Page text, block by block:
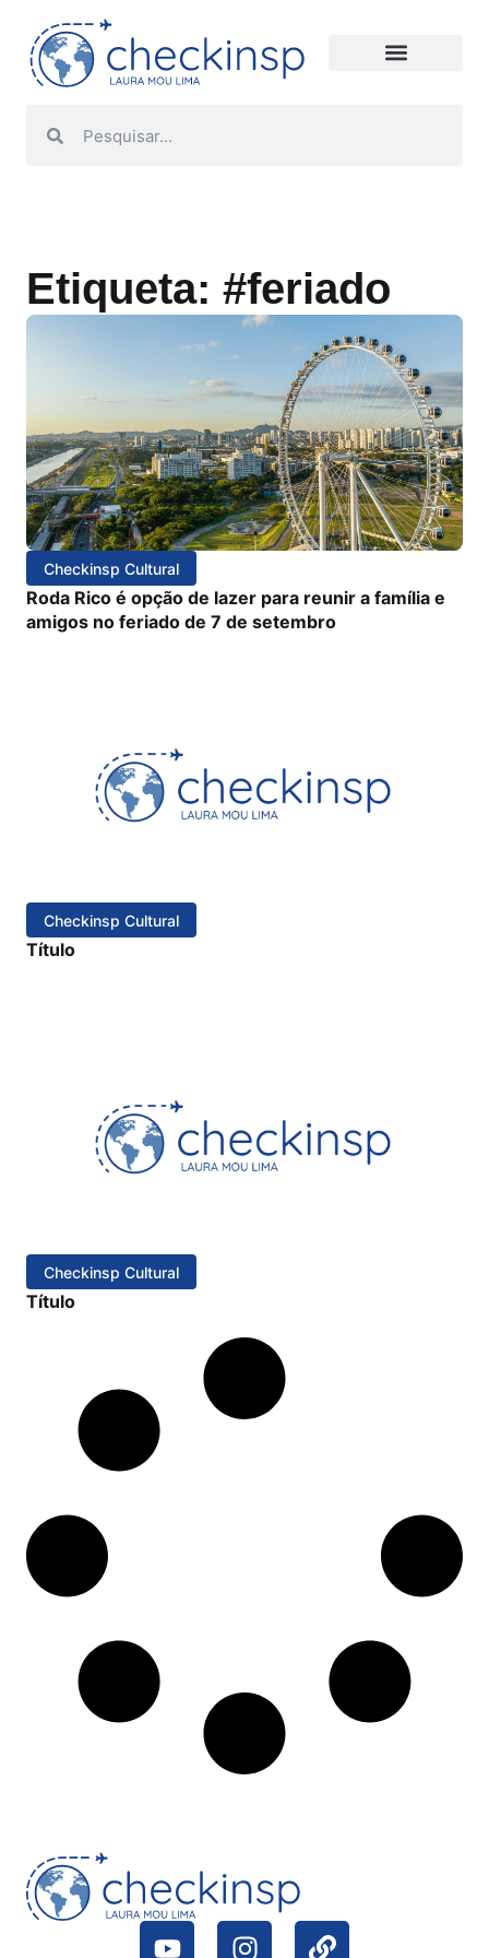
Etiqueta: #feriado
Checkinsp Cultural
Roda Rico é opção de lazer para reunir a família e
amigos no feriado de 7 de setembro
Checkinsp Cultural
Título
Checkinsp Cultural
Título